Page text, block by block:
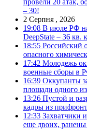
– 30!
2 Серпня , 2026
19:08 В июле РФ
DeepState – 36 кв.
18:55 Российский
опасного
17:42 Молодежь
военные сборы в
16:39 Оккупанты
площади одного
13:26 Пустой и
кадры из
12:33 Захватчики
еще двоих,